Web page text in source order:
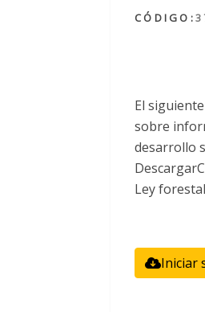
CÓDIGO:
El
sobre
desarrollo
Ley forestal
Iniciar